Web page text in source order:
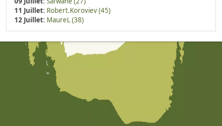
11 Juillet: Robert.Koroviev (45)
12 Juillet: MaureL (38)